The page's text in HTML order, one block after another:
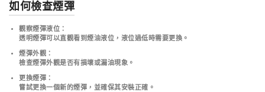
如何檢查煙彈
觀察煙彈液位 ：
透明煙彈可以直觀看到煙油液位，液位過低時需要更換。
煙彈外觀 ：
檢查煙彈外觀是否有損壞或漏油現象。
更換煙彈 ：
嘗試更換一個新的煙彈，並確保其安裝正確。